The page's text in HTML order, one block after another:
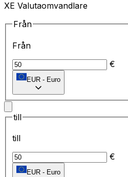
XE Valutaomvandlare
Från
Från
€
EUR - Euro
till
till
€
EUR - Euro